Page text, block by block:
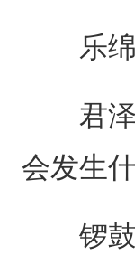
乐绵
君泽
会发生
锣鼓